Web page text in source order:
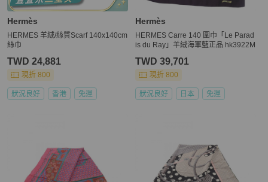
Hermès
HERMES 羊絨/絲質Scarf 140x140cm
絲巾
TWD 24,881
現折 800
狀況良好 香港 免運
Hermès
HERMES Carre 140 圍巾「Le Parad
is du Ray」羊絨海軍藍正品 hk3922M
TWD 39,701
現折 800
狀況良好 日本 免運